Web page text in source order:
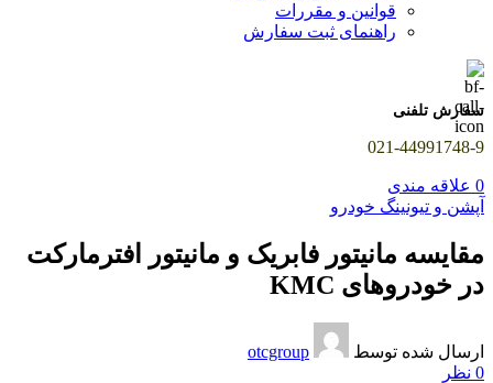
قوانین و مقررات
راهنمای ثبت سفارش
سفارش تلفنی
021-44991748-9
0 علاقه مندی
آپشن و تیونینگ خودرو
مقایسه مانیتور فابریک و مانیتور افترمارکت
در خودروهای KMC
ارسال شده توسط
otcgroup
0 نظر